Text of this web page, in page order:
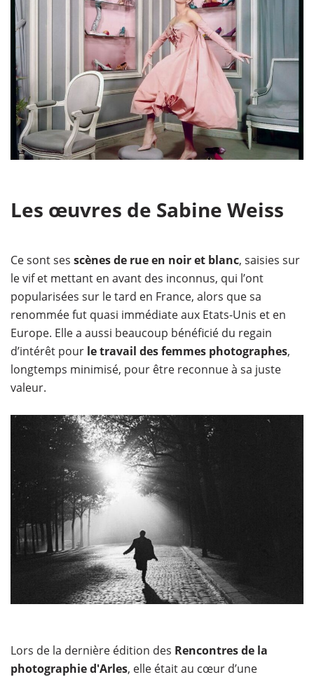
Les œuvres de Sabine Weiss
Ce sont ses scènes de rue en noir et blanc, saisies sur
le vif et mettant en avant des inconnus, qui l’ont
popularisées sur le tard en France, alors que sa
renommée fut quasi immédiate aux Etats-Unis et en
Europe. Elle a aussi beaucoup bénéficié du regain
d’intérêt pour le travail des femmes photographes,
longtemps minimisé, pour être reconnue à sa juste
valeur.
Lors de la dernière édition des Rencontres de la
photographie d'Arles, elle était au cœur d’une